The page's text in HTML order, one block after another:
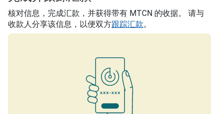
核对信息，完成汇款，并获得带有 MTCN 的收据。 请与
收款人分享该信息，以便双方跟踪汇款。